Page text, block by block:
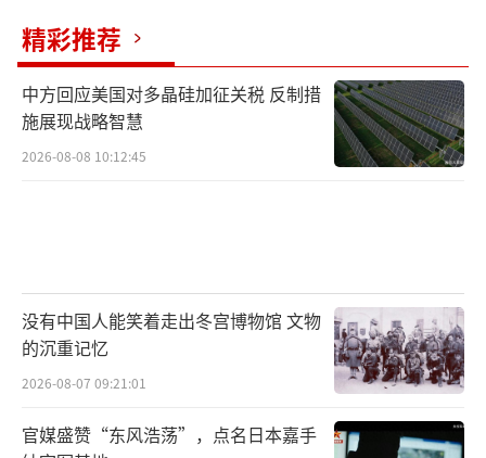
精彩推荐
中方回应美国对多晶硅加征关税 反制措
施展现战略智慧
2026-08-08 10:12:45
没有中国人能笑着走出冬宫博物馆 文物
的沉重记忆
2026-08-07 09:21:01
官媒盛赞“东风浩荡”，点名日本嘉手